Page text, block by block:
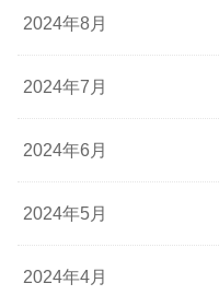
2024年8月
2024年7月
2024年6月
2024年5月
2024年4月